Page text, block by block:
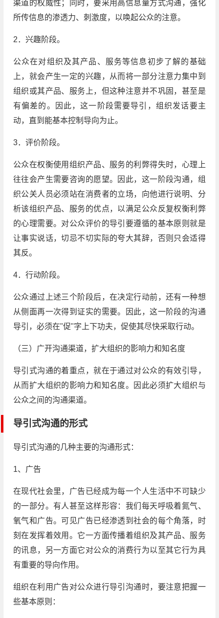
渠道的权威性；同时，要采用高信息量方式沟通，强化
所传信息的渗透力、刺激度，以唤起公众的注意。
2．兴趣阶段。
公众在对组织及其产品、服务等信息初步了解的基础
上，就会产生一定的兴趣，从而将一部分注意力集中到
组织或其产品、服务上，但这种注意并不巩固，甚至是
有偏差的。因此，这一阶段需要导引，组织发话要主
动，直到能基本控制导向为止。
3．评价阶段。
公众在权衡使用组织产品、服务的利弊得失时，心理上
往往会产生需要咨询的愿望。因此，这一阶段沟通，组
织公关人员必须站在消费者的立场，向他进行说明、分
析该组织产品、服务的优点，以满足公众反复权衡利弊
的心理需要。对公众评价的导引要遵循的基本原则就是
让事实说话，切忌不切实际的夸大其辞，否则只会适得
其反。
4．行动阶段。
公众通过上述三个阶段后，在决定行动前，还有一种想
从侧面再一次得到证实的需要。因此，这一阶段的沟通
导引，必须在"促"字上下功夫，促使其尽快采取行动。
（三）广开沟通渠道，扩大组织的影响力和知名度
导引式沟通的着重点，就在于通过对公众的有效引导，
从而扩大组织的影响力和知名度。因此必须扩大组织与
公众之间的沟通渠道。
导引式沟通的形式
导引式沟通的几种主要的沟通形式：
1、广告
在现代社会里，广告已经成为每一个人生活中不可缺少
的一部分。有人甚至这样形容：我们每天呼吸着氮气、
氧气和广告。可见广告已经渗透到社会的每个角落，时
刻在发挥着效用。它一方面传播着组织及其产品、服务
的讯息，另一方面它对公众的消费行为以至其它行为具
有重要的导向作用。
组织在利用广告对公众进行导引沟通时，要注意把握一
些基本原则：